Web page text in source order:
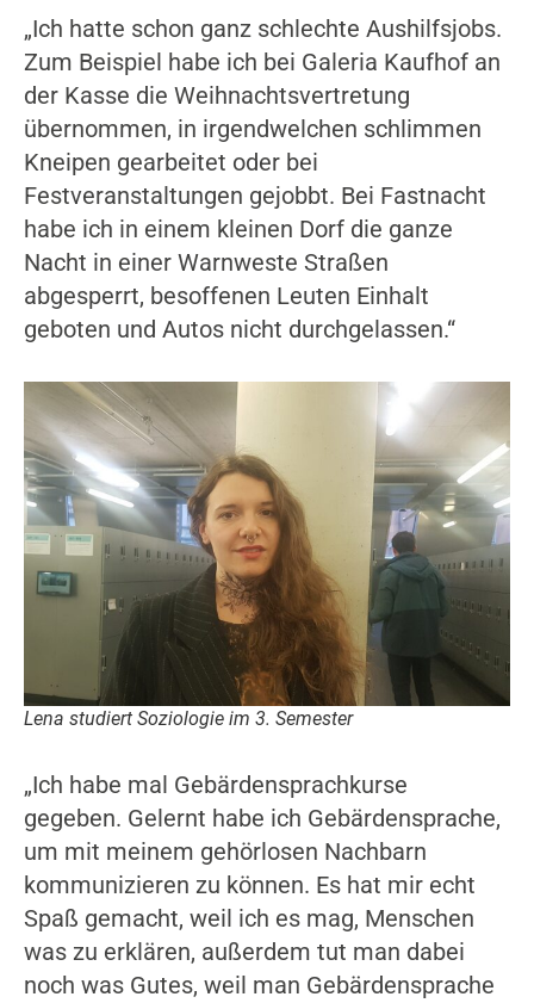
„Ich hatte schon ganz schlechte Aushilfsjobs.
Zum Beispiel habe ich bei Galeria Kaufhof an
der Kasse die Weihnachtsvertretung
übernommen, in irgendwelchen schlimmen
Kneipen gearbeitet oder bei
Festveranstaltungen gejobbt. Bei Fastnacht
habe ich in einem kleinen Dorf die ganze
Nacht in einer Warnweste Straßen
abgesperrt, besoffenen Leuten Einhalt
geboten und Autos nicht durchgelassen.“
Lena studiert Soziologie im 3. Semester
„Ich habe mal Gebärdensprachkurse
gegeben. Gelernt habe ich Gebärdensprache,
um mit meinem gehörlosen Nachbarn
kommunizieren zu können. Es hat mir echt
Spaß gemacht, weil ich es mag, Menschen
was zu erklären, außerdem tut man dabei
noch was Gutes, weil man Gebärdensprache